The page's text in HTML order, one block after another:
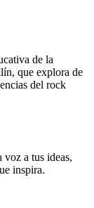
de la
que explora de
del rock
a tus ideas,
inspira.